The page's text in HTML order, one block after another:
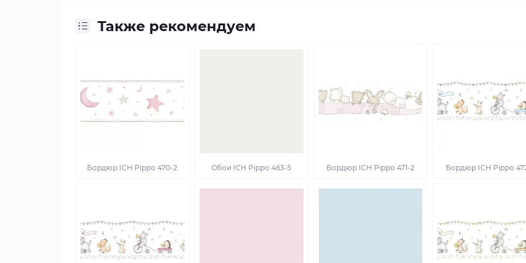
Также рекомендуем
Бордюр ICH Pippo 470-2 Обои ICH Pippo 463-5 Бордюр ICH Pippo 471-2 Бордюр ICH Pippo